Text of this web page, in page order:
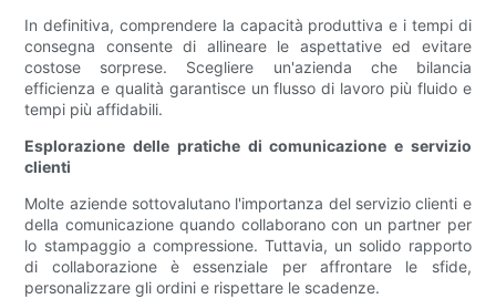
In definitiva, comprendere la capacità produttiva e i tempi di
consegna consente di allineare le aspettative ed evitare
costose sorprese. Scegliere un'azienda che bilancia
efficienza e qualità garantisce un flusso di lavoro più fluido e
tempi più affidabili.
Esplorazione delle pratiche di comunicazione e servizio
clienti
Molte aziende sottovalutano l'importanza del servizio clienti e
della comunicazione quando collaborano con un partner per
lo stampaggio a compressione. Tuttavia, un solido rapporto
di collaborazione è essenziale per affrontare le sfide,
personalizzare gli ordini e rispettare le scadenze.